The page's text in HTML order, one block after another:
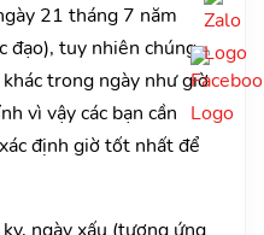
21 tháng 7 năm
đạo), tuy nhiên chúng
trong ngày như giờ
vì vậy các bạn cần
định giờ tốt nhất để